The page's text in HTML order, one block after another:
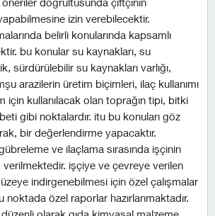
izin verebilecektir.
belirli konularında kapsamlı
bu konular su kaynakları, su
sürdürülebilir su kaynakları varlığı,
arazilerin üretim biçimleri, ilaç kullanımı
için kullanılacak olan toprağın tipi, bitki
gibi noktalardır. i̇tu bu konuları göz
bir değerlendirme yapacaktır.
ve ilaçlama sırasında işçinin
verilmektedir. i̇şçiye ve çevreye verilen
indirgenebilmesi için özel çalışmalar
noktada özel raporlar hazırlanmaktadır.